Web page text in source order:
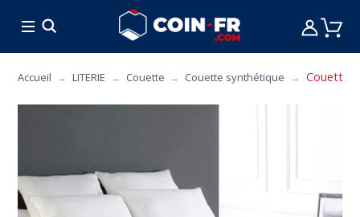
CUISINE MOBILIER
Accueil LITERIE Couette Couette synthétique Couette